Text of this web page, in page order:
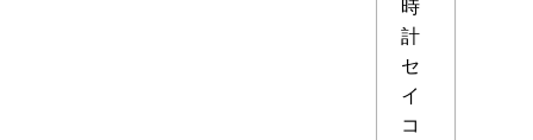
時
計
セ
イ
コ